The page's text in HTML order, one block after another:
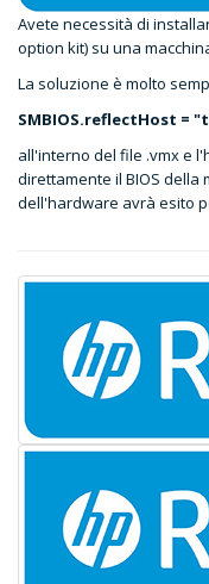
Avete necessità di
option kit) su una
La soluzione è molto
SMBIOS.reflectHost =
all'interno del file .vmx e
direttamente il BIOS della
dell'hardware avrà esito